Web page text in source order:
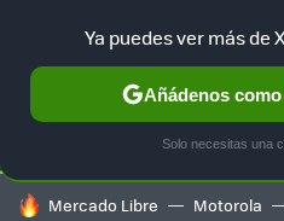
SELECCIÓN GAMING
HOY SE HABLA DE
Mercado Libre Motorola
Ya puedes ver más de
Añádenos
Solo necesitas una